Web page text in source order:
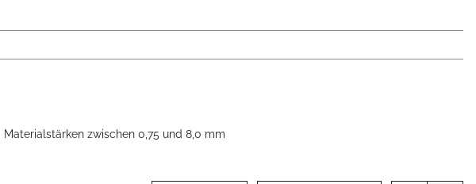
zwischen 0,75 und 8,0 mm